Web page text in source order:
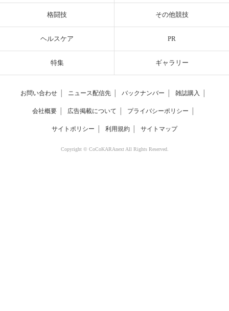
格闘技 その他競技
ヘルスケア PR
特集 ギャラリー
お問い合わせ ニュース配信先 バックナンバー 雑誌購入
会社概要 広告掲載について プライバシーポリシー
サイトポリシー 利用規約 サイトマップ
Copyright © CoCoKARAnext All Rights Reserved.